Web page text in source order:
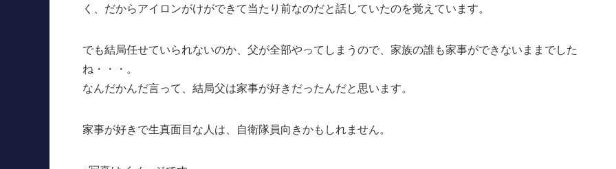
く、だからアイロンがけができて当たり前なのだと話していたのを覚えています。
でも結局任せていられないのか、父が全部やってしまうので、家族の誰も家事ができないままでした
ね・・・。
なんだかんだ言って、結局父は家事が好きだったんだと思います。
家事が好きで生真面目な人は、自衛隊員向きかもしれません。